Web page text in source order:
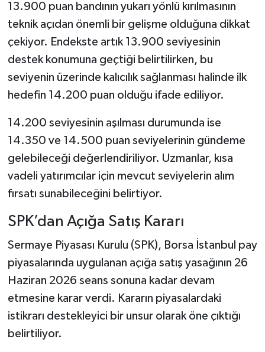
13.900 puan bandının yukarı yönlü kırılmasının
teknik açıdan önemli bir gelişme olduğuna dikkat
çekiyor. Endekste artık 13.900 seviyesinin
destek konumuna geçtiği belirtilirken, bu
seviyenin üzerinde kalıcılık sağlanması halinde ilk
hedefin 14.200 puan olduğu ifade ediliyor.
14.200 seviyesinin aşılması durumunda ise
14.350 ve 14.500 puan seviyelerinin gündeme
gelebileceği değerlendiriliyor. Uzmanlar, kısa
vadeli yatırımcılar için mevcut seviyelerin alım
fırsatı sunabileceğini belirtiyor.
SPK’dan Açığa Satış Kararı
Sermaye Piyasası Kurulu (SPK), Borsa İstanbul pay
piyasalarında uygulanan açığa satış yasağının 26
Haziran 2026 seans sonuna kadar devam
etmesine karar verdi. Kararın piyasalardaki
istikrarı destekleyici bir unsur olarak öne çıktığı
belirtiliyor.